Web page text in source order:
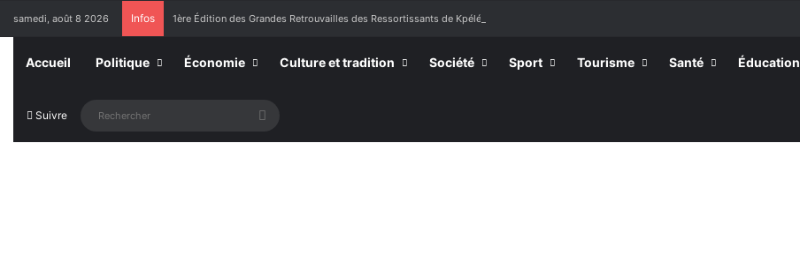
samedi, août 8 2026 Infos 1ère Édition des Grandes Retrouvailles des Ressortissants de Kpélé Govié Apégamé / Sokpé
Accueil Politique Économie Culture et tradition Société Sport Tourisme Santé Éducation
Suivre Rechercher